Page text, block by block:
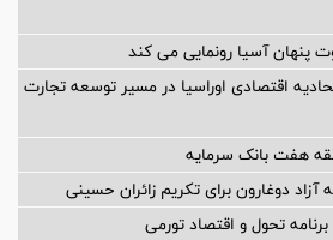
پنهان آسیا رونمایی می کند
اقتصادی اوراسیا در مسیر توسعه تجارت
هفت بانک سرمایه
دوغارون برای تکریم زائران حسینی
تحول و اقتصاد تورمی